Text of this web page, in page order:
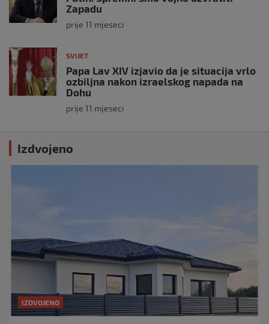
Zapadu
prije 11 mjeseci
SVIJET
Papa Lav XIV izjavio da je situacija vrlo
ozbiljna nakon izraelskog napada na
Dohu
prije 11 mjeseci
Izdvojeno
IZDVOJENO